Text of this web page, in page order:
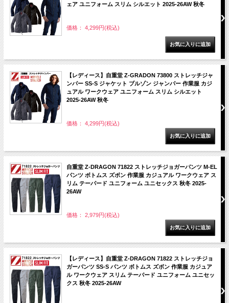
ェア ユニフォーム スリム シルエット 2025-26AW 秋冬
価格： 4,299円(税込)
【レディース】自重堂 Z-GRADON 73800 ストレッチジャ
ンパー SS-S ジャケット ブルゾン ジャンパー 作業服 カジ
ュアル ワークウェア ユニフォーム スリム シルエット
2025-26AW 秋冬
価格： 4,299円(税込)
自重堂 Z-DRAGON 71822 ストレッチジョガーパンツ M-EL
パンツ ボトムス ズボン 作業服 カジュアル ワークウェア ス
リム テーパード ユニフォーム ユニセックス 秋冬 2025-
26AW
価格： 2,979円(税込)
【レディース】自重堂 Z-DRAGON 71822 ストレッチジョ
ガーパンツ SS-S パンツ ボトムス ズボン 作業服 カジュア
ル ワークウェア スリム テーパード ユニフォーム ユニセッ
クス 秋冬 2025-26AW